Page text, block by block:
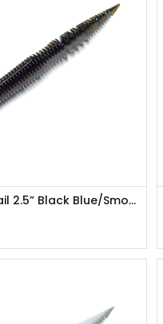
CHEETAH’s Tail 2.5” Black Blue/Smoke Silver